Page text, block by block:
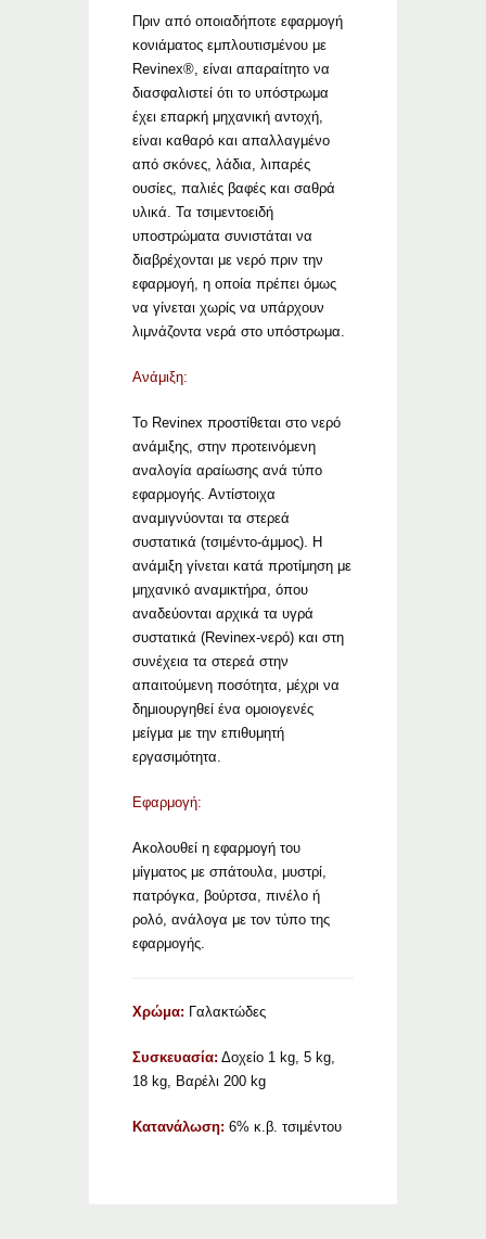
Πριν από οποιαδήποτε εφαρμογή
κονιάματος εμπλουτισμένου με
Revinex®, είναι απαραίτητο να
διασφαλιστεί ότι το υπόστρωμα
έχει επαρκή μηχανική αντοχή,
είναι καθαρό και απαλλαγμένο
από σκόνες, λάδια, λιπαρές
ουσίες, παλιές βαφές και σαθρά
υλικά. Τα τσιμεντοειδή
υποστρώματα συνιστάται να
διαβρέχονται με νερό πριν την
εφαρμογή, η οποία πρέπει όμως
να γίνεται χωρίς να υπάρχουν
λιμνάζοντα νερά στο υπόστρωμα.
Ανάμιξη:
Το Revinex προστίθεται στο νερό
ανάμιξης, στην προτεινόμενη
αναλογία αραίωσης ανά τύπο
εφαρμογής. Αντίστοιχα
αναμιγνύονται τα στερεά
συστατικά (τσιμέντο-άμμος). Η
ανάμιξη γίνεται κατά προτίμηση με
μηχανικό αναμικτήρα, όπου
αναδεύονται αρχικά τα υγρά
συστατικά (Revinex-νερό) και στη
συνέχεια τα στερεά στην
απαιτούμενη ποσότητα, μέχρι να
δημιουργηθεί ένα ομοιογενές
μείγμα με την επιθυμητή
εργασιμότητα.
Εφαρμογή:
Ακολουθεί η εφαρμογή του
μίγματος με σπάτουλα, μυστρί,
πατρόγκα, βούρτσα, πινέλο ή
ρολό, ανάλογα με τον τύπο της
εφαρμογής.
Χρώμα: Γαλακτώδες
Συσκευασία: Δοχείο 1 kg, 5 kg,
18 kg, Βαρέλι 200 kg
Κατανάλωση: 6% κ.β. τσιμέντου